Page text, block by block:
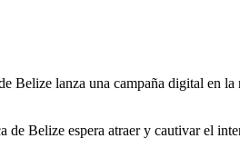
Belize lanza una campaña digital en
Belize espera atraer y cautivar el